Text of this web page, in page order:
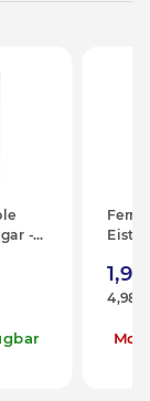
-
4,98